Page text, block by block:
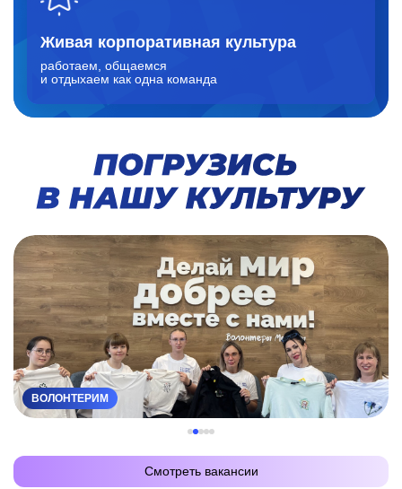
Живая корпоративная культура
работаем, общаемся
и отдыхаем как одна команда
Погрузись в нашу культуру
ВОЛОНТЕРИМ
Cлайд 1
Cлайд 2
Cлайд 3
Cлайд 4
Cлайд 5
Смотреть вакансии